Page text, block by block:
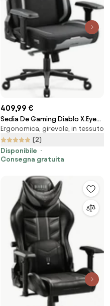
409,99 €
Sedia De Gaming Diablo X.Eye
Prime, Normal Size, Burned Black
Ergonomica, girevole, in tessuto
(2)
Disponibile
Consegna gratuita